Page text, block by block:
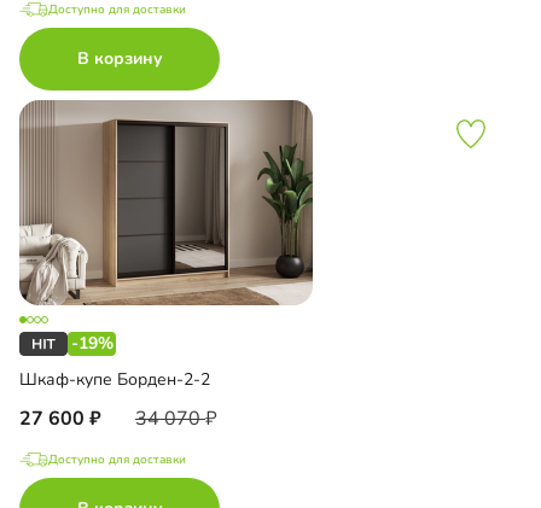
Доступно для доставки
В корзину
-19%
Шкаф-купе Борден-2-2
27 600 34 070
Доступно для доставки